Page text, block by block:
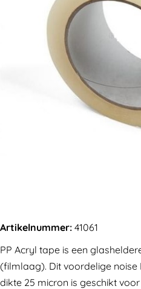
Artikelnummer: 41061
PP Acryl tape is een
(filmlaag). Dit voordelige
dikte 25 micron is geschikt